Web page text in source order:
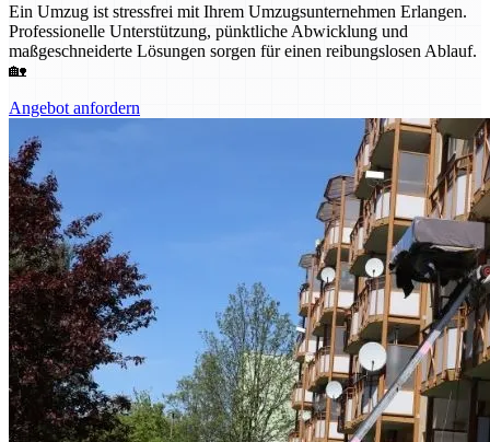
Ein Umzug ist stressfrei mit Ihrem Umzugsunternehmen Erlangen.
Professionelle Unterstützung, pünktliche Abwicklung und
maßgeschneiderte Lösungen sorgen für einen reibungslosen Ablauf.
🏡
Angebot anfordern